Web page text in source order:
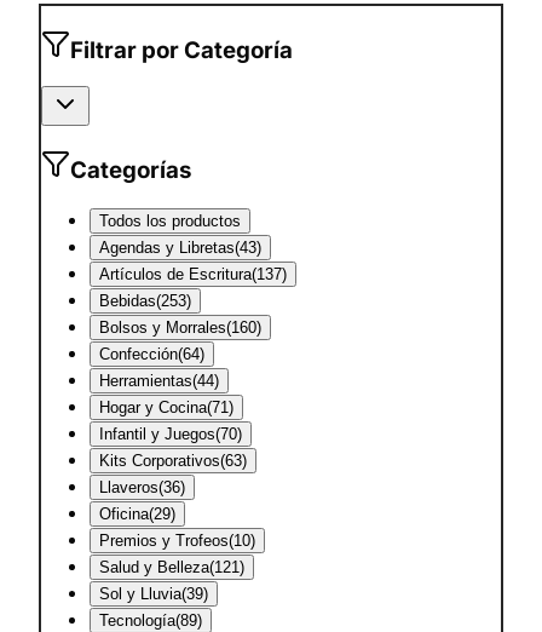
Filtrar por Categoría
Categorías
Todos los productos
Agendas y Libretas(43)
Artículos de Escritura(137)
Bebidas(253)
Bolsos y Morrales(160)
Confección(64)
Herramientas(44)
Hogar y Cocina(71 )
Infantil y Juegos(70)
Kits Corporativos(63)
Llaveros(36)
Oficina(29)
Premios y Trofeos(10)
Salud y Belleza(121 )
Sol y Lluvia(39)
Tecnología(89)